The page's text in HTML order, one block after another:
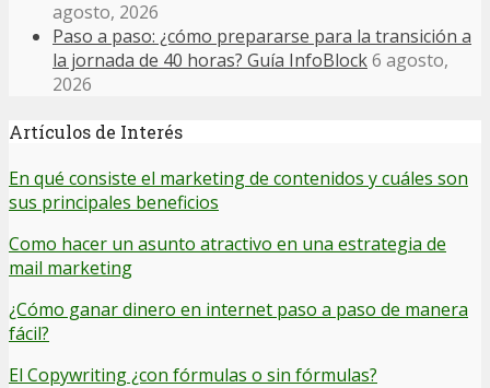
agosto, 2026
Paso a paso: ¿cómo prepararse para la transición a
la jornada de 40 horas? Guía InfoBlock6 agosto,
2026
Artículos de Interés
En qué consiste el marketing de contenidos y cuáles son
sus principales beneficios
Como hacer un asunto atractivo en una estrategia de
mail marketing
¿Cómo ganar dinero en internet paso a paso de manera
fácil?
El Copywriting ¿con fórmulas o sin fórmulas?